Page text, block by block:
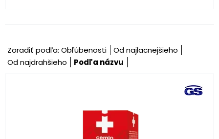
Zoradiť podľa: Obľúbenosti
Od najlacnejšieho
Od najdrahšieho
Podľa názvu